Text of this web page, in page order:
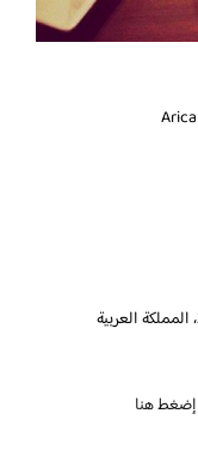
: 3002 فلسطين جدة 23321، جدة 21473، المملكة العربية
إضغط هنا